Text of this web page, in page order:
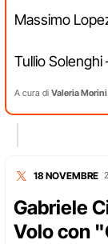
Massimo
Tullio Solenghi
A cura di Valeria Morini
18 NOVEMBRE
Gabriele
Volo con